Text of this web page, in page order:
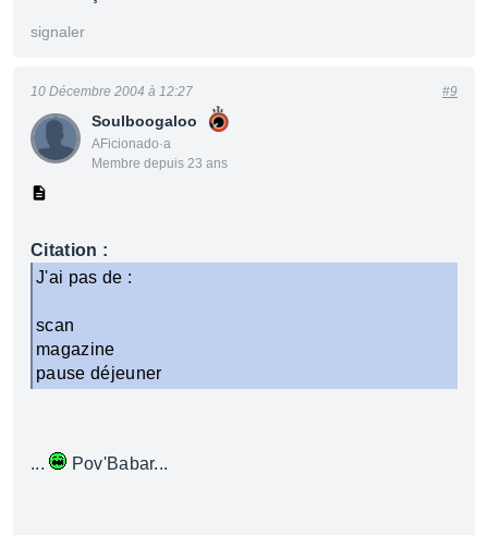
signaler
Soulboogaloo
AFicionado·a
Membre depuis 23 ans
10 Décembre 2004 à 12:27 #9
Citation :
J'ai pas de :
scan
magazine
pause déjeuner
... Pov'Babar...